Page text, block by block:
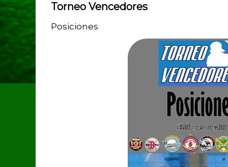
Torneo Vencedores
Posiciones